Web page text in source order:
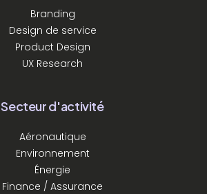
Branding
Design de service
Product Design
UX Research
Secteur d'activité
Aéronautique
Environnement
Énergie
Finance / Assurance